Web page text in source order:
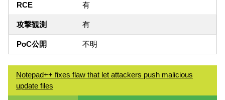
RCE 有
攻撃観測 有
PoC公開 不明
Notepad++ fixes flaw that let attackers push malicious
update files